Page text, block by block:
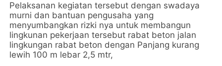
Pelaksanan kegiatan tersebut dengan swadaya
murni dan bantuan pengusaha yang
menyumbangkan rizki nya untuk membangun
lingkunan pekerjaan tersebut rabat beton jalan
lingkungan rabat beton dengan Panjang kurang
lewih 100 m lebar 2,5 mtr,